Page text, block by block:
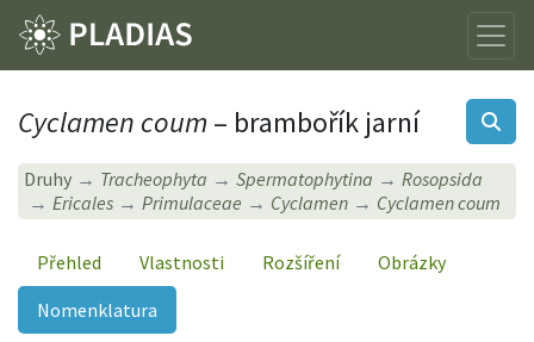
Cyclamen coum – brambořík jarní
Druhy Tracheophyta Spermatophytina
Rosopsida
Ericales
Primulaceae Cyclamen Cyclamen coum
Přehled Vlastnosti Rozšíření
Obrázky
Nomenklatura